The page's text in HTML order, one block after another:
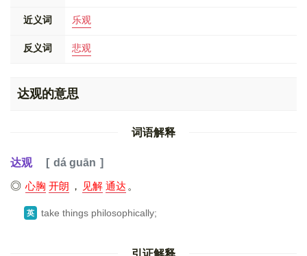
近义词 乐观
反义词 悲观
达观的意思
词语解释
达观
dá guān
心胸 开朗 ， 见解 通达 。
英 take things philosophically;
引证解释